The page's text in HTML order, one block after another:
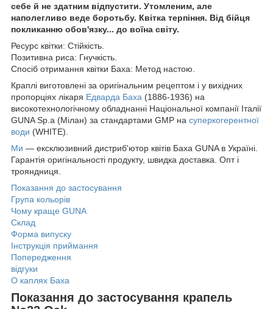
себе й не здатним відпустити. Утомленим, але
наполегливо веде боротьбу. Квітка терпіння. Від бійця
покликанню обов'язку... до воїна світу.
Ресурс квітки: Стійкість.
Позитивна риса: Гнучкість.
Спосіб отримання квітки Баха: Метод настою.
Краплі виготовлені за оригінальним рецептом і у вихідних
пропорціях лікаря Едварда Баха (1886-1936) на
високотехнологічному обладнанні Національної компанії Італії
GUNA Sp.a (Мілан) за стандартами GMP на суперкогерентної
води (WHITE).
Ми — ексклюзивний дистриб'ютор квітів Баха GUNA в Україні.
Гарантія оригінальності продукту, швидка доставка. Опт і
трояндниця.
Показання до застосування
Група кольорів
Чому краще GUNA
Склад
Форма випуску
Інструкція приймання
Попередження
відгуки
О каплях Баха
Показання до застосування крапель